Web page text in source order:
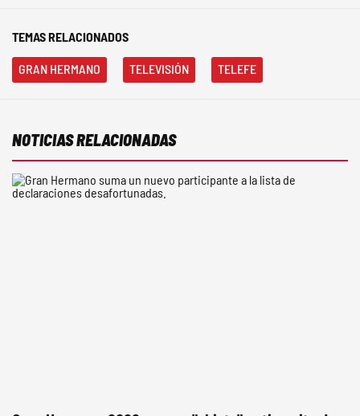
TEMAS RELACIONADOS
GRAN HERMANO TELEVISIÓN TELEFE
NOTICIAS RELACIONADAS